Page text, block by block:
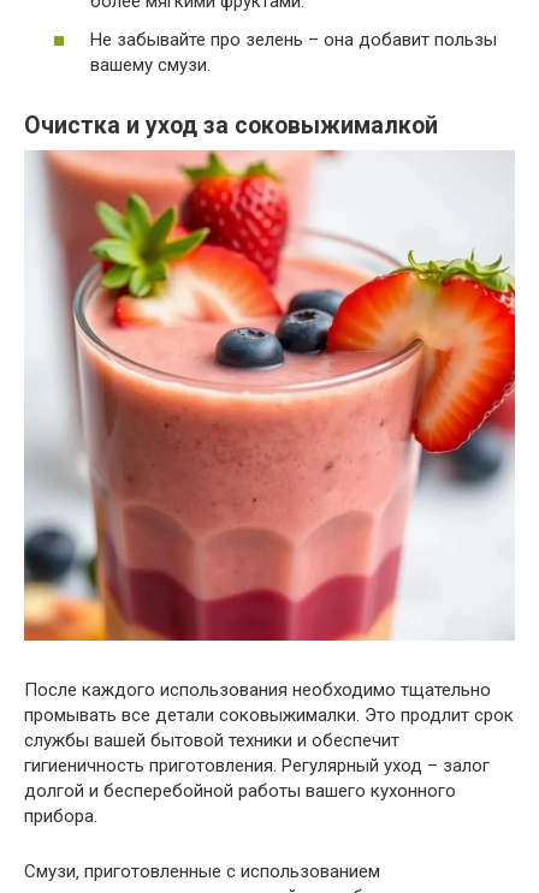
Не забывайте про зелень – она добавит пользы
вашему смузи.
Очистка и уход за соковыжималкой
После каждого использования необходимо тщательно
промывать все детали соковыжималки. Это продлит срок
службы вашей бытовой техники и обеспечит
гигиеничность приготовления. Регулярный уход – залог
долгой и бесперебойной работы вашего кухонного
прибора.
Смузи‚ приготовленные с использованием